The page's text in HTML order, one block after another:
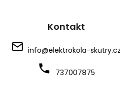
Kontakt
info@elektrokola-skutry.cz
737007875